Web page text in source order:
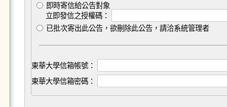
即時寄信給公告對象
立即發信之授權碼：
已批次寄出此公告，欲刪除此公告，請洽系統管理者
東華大學信箱帳號：
東華大學信箱密碼：